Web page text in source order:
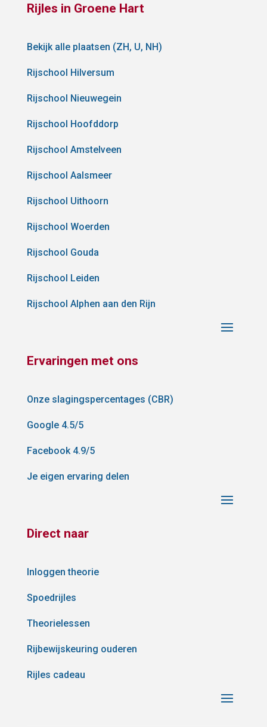
Rijles in Groene Hart
Bekijk alle plaatsen (ZH, U, NH)
Rijschool Hilversum
Rijschool Nieuwegein
Rijschool Hoofddorp
Rijschool Amstelveen
Rijschool Aalsmeer
Rijschool Uithoorn
Rijschool Woerden
Rijschool Gouda
Rijschool Leiden
Rijschool Alphen aan den Rijn
Ervaringen met ons
Onze slagingspercentages (CBR)
Google 4.5/5
Facebook 4.9/5
Je eigen ervaring delen
Direct naar
Inloggen theorie
Spoedrijles
Theorielessen
Rijbewijskeuring ouderen
Rijles cadeau